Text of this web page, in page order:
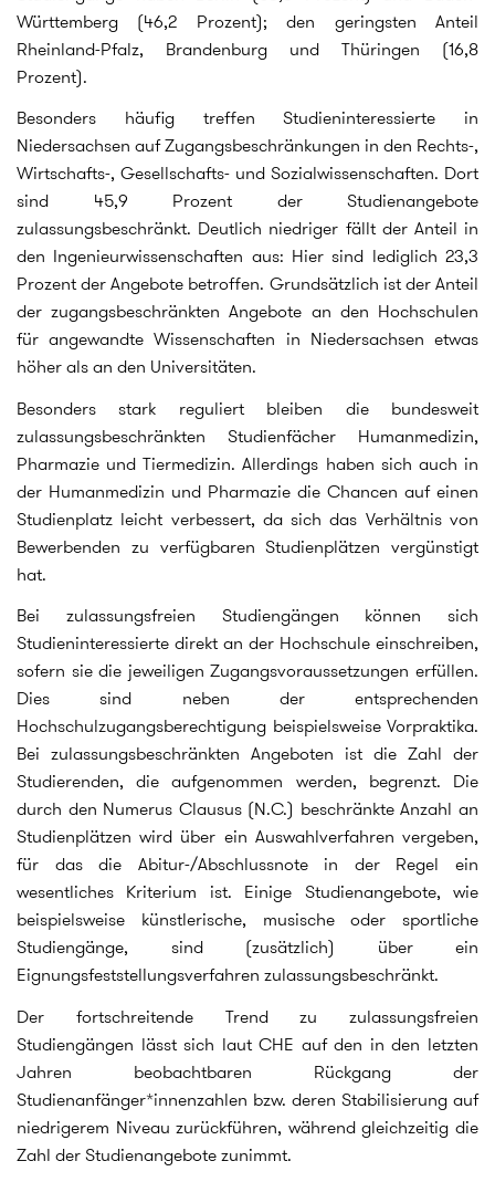
Württemberg (46,2 Prozent); den geringsten Anteil
Rheinland-Pfalz, Brandenburg und Thüringen (16,8
Prozent).
Besonders häufig treffen Studieninteressierte in
Niedersachsen auf Zugangsbeschränkungen in den Rechts-,
Wirtschafts-, Gesellschafts- und Sozialwissenschaften. Dort
sind 45,9 Prozent der Studienangebote
zulassungsbeschränkt. Deutlich niedriger fällt der Anteil in
den Ingenieurwissenschaften aus: Hier sind lediglich 23,3
Prozent der Angebote betroffen. Grundsätzlich ist der Anteil
der zugangsbeschränkten Angebote an den Hochschulen
für angewandte Wissenschaften in Niedersachsen etwas
höher als an den Universitäten.
Besonders stark reguliert bleiben die bundesweit
zulassungsbeschränkten Studienfächer Humanmedizin,
Pharmazie und Tiermedizin. Allerdings haben sich auch in
der Humanmedizin und Pharmazie die Chancen auf einen
Studienplatz leicht verbessert, da sich das Verhältnis von
Bewerbenden zu verfügbaren Studienplätzen vergünstigt
hat.
Bei zulassungsfreien Studiengängen können sich
Studieninteressierte direkt an der Hochschule einschreiben,
sofern sie die jeweiligen Zugangsvoraussetzungen erfüllen.
Dies sind neben der entsprechenden
Hochschulzugangsberechtigung beispielsweise Vorpraktika.
Bei zulassungsbeschränkten Angeboten ist die Zahl der
Studierenden, die aufgenommen werden, begrenzt. Die
durch den Numerus Clausus (N.C.) beschränkte Anzahl an
Studienplätzen wird über ein Auswahlverfahren vergeben,
für das die Abitur-/Abschlussnote in der Regel ein
wesentliches Kriterium ist. Einige Studienangebote, wie
beispielsweise künstlerische, musische oder sportliche
Studiengänge, sind (zusätzlich) über ein
Eignungsfeststellungsverfahren zulassungsbeschränkt.
Der fortschreitende Trend zu zulassungsfreien
Studiengängen lässt sich laut CHE auf den in den letzten
Jahren beobachtbaren Rückgang der
Studienanfänger*innenzahlen bzw. deren Stabilisierung auf
niedrigerem Niveau zurückführen, während gleichzeitig die
Zahl der Studienangebote zunimmt.